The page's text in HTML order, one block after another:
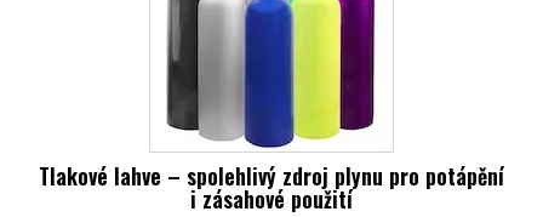
Tlakové lahve – spolehlivý zdroj plynu pro potápění
i zásahové použití